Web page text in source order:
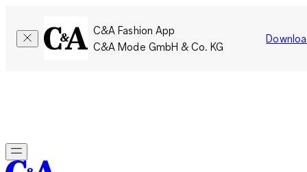
C&A Fashion App
C&A Mode GmbH & Co. KG